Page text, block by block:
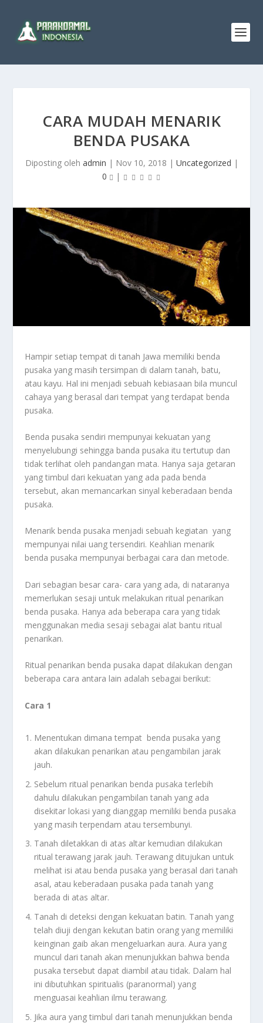
CARA MUDAH MENARIK
BENDA PUSAKA
Diposting oleh admin | Nov 10, 2018 | Uncategorized |
0
|
Hampir setiap tempat di tanah Jawa memiliki benda
pusaka yang masih tersimpan di dalam tanah, batu,
atau kayu. Hal ini menjadi sebuah kebiasaan bila muncul
cahaya yang berasal dari tempat yang terdapat benda
pusaka.
Benda pusaka sendiri mempunyai kekuatan yang
menyelubungi sehingga banda pusaka itu tertutup dan
tidak terlihat oleh pandangan mata. Hanya saja getaran
yang timbul dari kekuatan yang ada pada benda
tersebut, akan memancarkan sinyal keberadaan benda
pusaka.
Menarik benda pusaka menjadi sebuah kegiatan yang
mempunyai nilai uang tersendiri. Keahlian menarik
benda pusaka mempunyai berbagai cara dan metode.
Dari sebagian besar cara- cara yang ada, di nataranya
memerlukan sesaji untuk melakukan ritual penarikan
benda pusaka. Hanya ada beberapa cara yang tidak
menggunakan media sesaji sebagai alat bantu ritual
penarikan.
Ritual penarikan benda pusaka dapat dilakukan dengan
beberapa cara antara lain adalah sebagai berikut:
Cara 1
Menentukan dimana tempat benda pusaka yang
akan dilakukan penarikan atau pengambilan jarak
jauh.
Sebelum ritual penarikan benda pusaka terlebih
dahulu dilakukan pengambilan tanah yang ada
disekitar lokasi yang dianggap memiliki benda pusaka
yang masih terpendam atau tersembunyi.
Tanah diletakkan di atas altar kemudian dilakukan
ritual terawang jarak jauh. Terawang ditujukan untuk
melihat isi atau benda pusaka yang berasal dari tanah
asal, atau keberadaan pusaka pada tanah yang
berada di atas altar.
Tanah di deteksi dengan kekuatan batin. Tanah yang
telah diuji dengan kekutan batin orang yang memiliki
keinginan gaib akan mengeluarkan aura. Aura yang
muncul dari tanah akan menunjukkan bahwa benda
pusaka tersebut dapat diambil atau tidak. Dalam hal
ini dibutuhkan spiritualis (paranormal) yang
menguasai keahlian ilmu terawang.
Jika aura yang timbul dari tanah menunjukkan benda